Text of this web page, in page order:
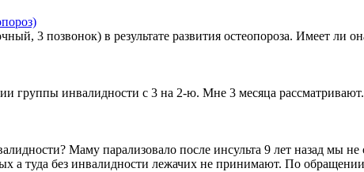
3 позвонок) в результате развития остеопороза. Имеет ли
инвалидности с 3 на 2-ю. Мне 3 месяца рассматривают.
Маму парализовало после инсульта 9 лет назад мы
а туда без инвалидности лежачих не принимают. По